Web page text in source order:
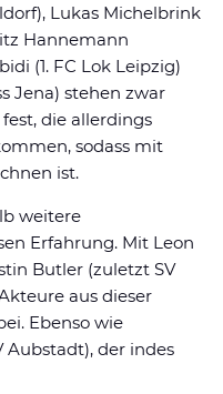
Lukas Michelbrink
Hannemann
(1. FC Lok Leipzig)
Jena) stehen zwar
die allerdings
sodass mit
ist.
weitere
Erfahrung. Mit Leon
Butler (zuletzt SV
aus dieser
Ebenso wie
Aubstadt), der indes